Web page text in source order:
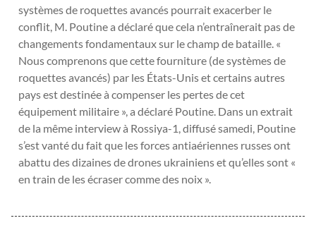
systèmes de roquettes avancés pourrait exacerber le
conflit, M. Poutine a déclaré que cela n’entraînerait pas de
changements fondamentaux sur le champ de bataille. «
Nous comprenons que cette fourniture (de systèmes de
roquettes avancés) par les États-Unis et certains autres
pays est destinée à compenser les pertes de cet
équipement militaire », a déclaré Poutine. Dans un extrait
de la même interview à Rossiya-1, diffusé samedi, Poutine
s’est vanté du fait que les forces antiaériennes russes ont
abattu des dizaines de drones ukrainiens et qu’elles sont «
en train de les écraser comme des noix ».